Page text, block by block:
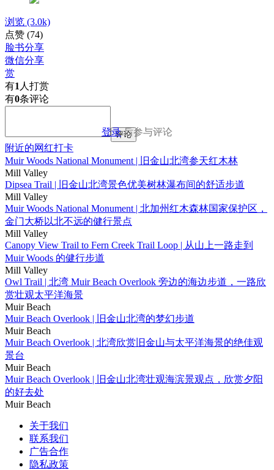
浏览 (3.0k)
点赞 (74)
脸书分享
微信分享
赏
有1 人打赏
有0条评论
登录后参与评论
评论
附近的网红打卡
Muir Woods National Monument | 旧金山北湾参天红木林
Mill Valley
Dipsea Trail | 旧金山北湾景色优美树林瀑布间的舒适步道
Mill Valley
Muir Woods National Monument | 北加州红木森林国家保护区，
金门大桥以北不远的健行景点
Mill Valley
Canopy View Trail to Fern Creek Trail Loop | 从山上一路走到
Muir Woods 的健行步道
Mill Valley
Owl Trail | 北湾 Muir Beach Overlook 旁边的海边步道，一路欣
赏壮观太平洋海景
Muir Beach
Muir Beach Overlook | 旧金山北湾的梦幻步道
Muir Beach
Muir Beach Overlook | 北湾欣赏旧金山与太平洋海景的绝佳观
景台
Muir Beach
Muir Beach Overlook | 旧金山北湾壮观海滨景观点，欣赏夕阳
的好去处
Muir Beach
关于我们
联系我们
广告合作
隐私政策